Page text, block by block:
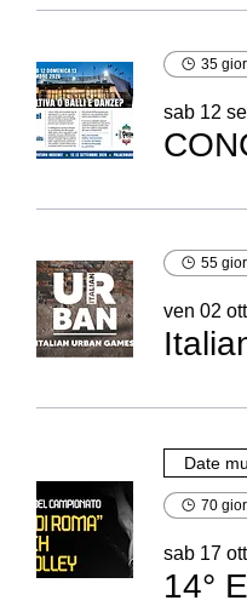
35
sab 12
55
ven 02 ott
Date
70
sab 17 ott